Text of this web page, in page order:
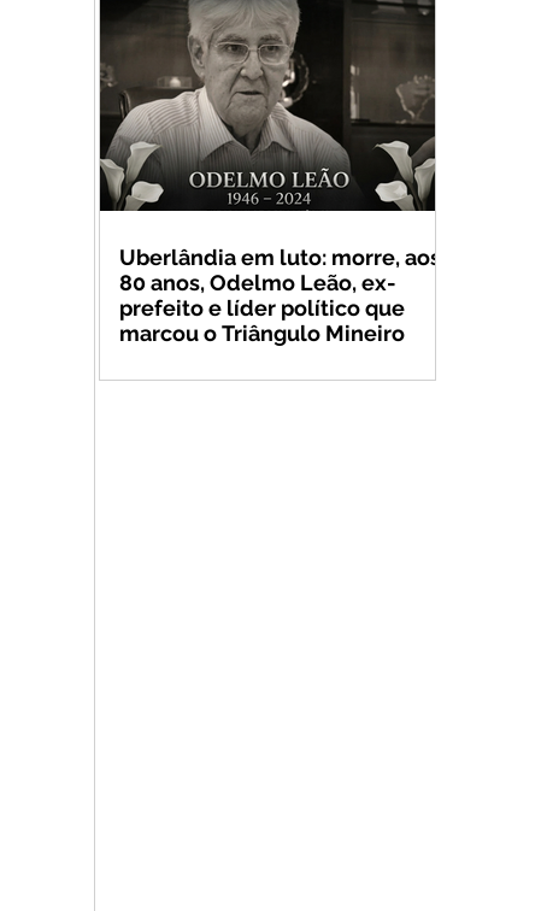
Uberlândia em luto: morre, aos
80 anos, Odelmo Leão, ex-
prefeito e líder político que
marcou o Triângulo Mineiro